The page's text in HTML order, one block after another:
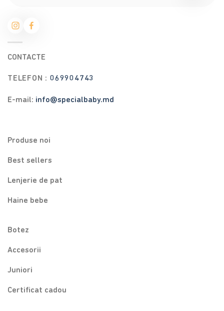
CONTACTE
TELEFON :069904743
E-mail: info@specialbaby.md
Produse noi
Best sellers
Lenjerie de pat
Haine bebe
Botez
Accesorii
Juniori
Certificat cadou